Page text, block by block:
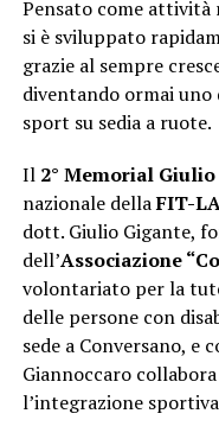
Pensato come
si è sviluppato
grazie al sempre
diventando ormai
sport su sedia a ruote.
Il 2° Memorial
nazionale dellaFIT-
dott. Giulio Gigante,
dell’Associazione
volontariato per la
delle persone con
sede a Conversano, e
Giannoccaro
l’integrazione